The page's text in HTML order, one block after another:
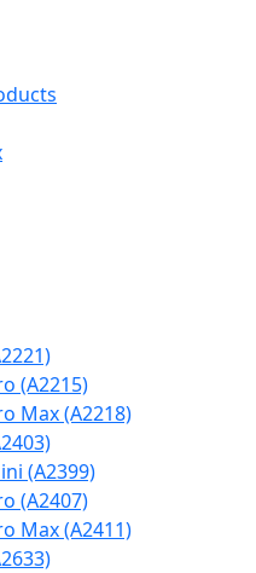
(A2215)
Max (A2218)
(A2399)
(A2407)
Max (A2411)